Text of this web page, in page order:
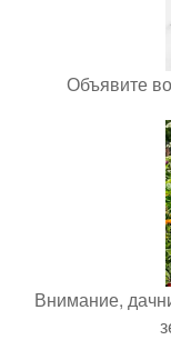
Объявите
Внимание,